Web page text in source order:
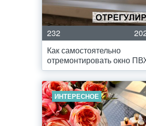
232
Как самостоятельно
отремонтировать окно
ИНТЕРЕСНОЕ